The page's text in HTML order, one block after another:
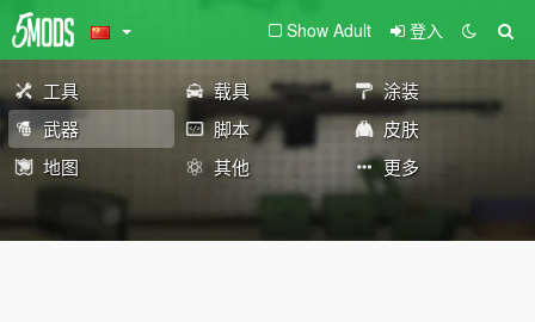
Show Adult 登入
工具 载具
涂装
武器
脚本
皮肤
地图
其他 更多